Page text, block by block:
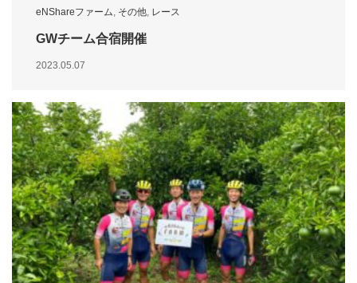
eNShareファーム, その他, レース
GWチーム合宿開催
2023.05.07